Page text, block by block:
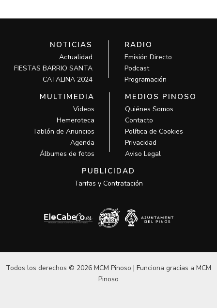
NOTICIAS
Actualidad
FIESTAS BARRIO SANTA
CATALINA 2024
RADIO
Emisión Directo
Podcast
Programación
MULTIMEDIA
Videos
Hemeroteca
Tablón de Anuncios
Agenda
Álbumes de fotos
MEDIOS PINOSO
Quiénes Somos
Contacto
Política de Cookies
Privacidad
Aviso Legal
PUBLICIDAD
Tarifas y Contratación
Todos los derechos © 2026 MCM Pinoso | Funciona gracias a MCM
Pinoso